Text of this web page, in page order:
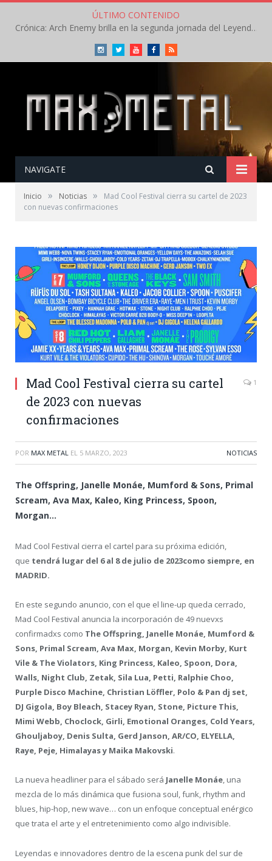
ÚLTIMO CONTENIDO
Crónica: Arch Enemy brilla en la segunda jornada del Leyendas del Rock – Jueves – Agosto 2026
InstagramTwitterYoutubeFacebookRSS
NAVIGATE
Inicio » Noticias »
Mad Cool Festival cierra su cartel de 2023
con nuevas confirmaciones
Mad Cool Festival cierra su cartel
de 2023 con nuevas
confirmaciones
1
POR MAX METAL EL 5 MARZO, 2023 NOTICIAS
The Offspring, Janelle Monáe, Mumford & Sons, Primal
Scream, Ava Max, Kaleo, King Princess, Spoon,
Morgan…
Mad Cool Festival cierra el cartel para su próxima edición,
que tendrá lugar del 6 al 8 de julio de 2023como siempre, en
MADRID.
En este segundo anuncio, con el que el line-up queda cerrado,
Mad Cool Festival anuncia la incorporación de 49 nuevxs
confirmadxs como The Offspring, Janelle Monáe, Mumford &
Sons, Primal Scream, Ava Max, Morgan, Kevin Morby, Kurt
Vile & The Violators, King Princess, Kaleo, Spoon, Dora,
Walls, Night Club, Zetak, Sila Lua, Petti, Ralphie Choo,
Purple Disco Machine, Christian Löffler, Polo & Pan dj set,
DJ Gigola, Boy Bleach, Stacey Ryan, Stone, Picture This,
Mimi Webb, Choclock, Girli, Emotional Oranges, Cold Years,
Ghouljaboy, Denis Sulta, Gerd Janson, AR/CO, ELYELLA,
Raye, Peje, Himalayas y Maika Makovski.
La nueva headliner para el sábado será Janelle Monáe, una
mezcla de lo más dinámica que fusiona soul, funk, rhythm and
blues, hip-hop, new wave… con un enfoque conceptual enérgico
que trata el arte y el entretenimiento como algo indivisible.
Leyendas e innovadores dentro de la escena punk del sur de